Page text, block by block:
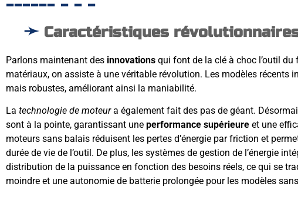
Caractéristiques
Parlons maintenant des innovations qui font de la clé à choc l’outil du
matériaux, on assiste à une véritable révolution. Les modèles récents
mais robustes, améliorant ainsi la maniabilité.
La technologie de moteura également fait des pas de géant.
sont à la pointe, garantissant une performance supérieure et une
moteurs sans balais réduisent les pertes d’énergie par friction et
durée de vie de l’outil. De plus, les systèmes de gestion de l’énergie
distribution de la puissance en fonction des besoins réels, ce qui se
moindre et une autonomie de batterie prolongée pour les modèles